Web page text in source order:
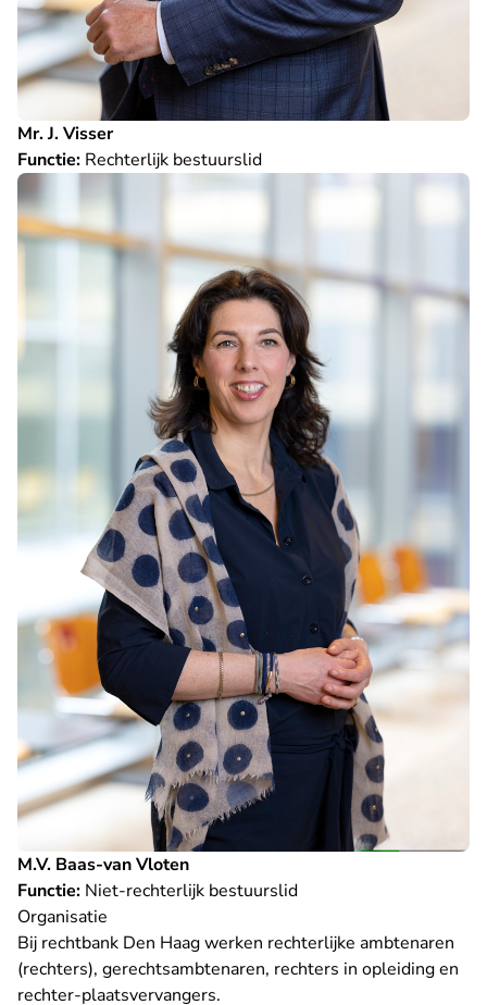
Mr. J. Visser
Functie: Rechterlijk bestuurslid
M.V. Baas-van Vloten
Functie: Niet-rechterlijk bestuurslid
Organisatie
Bij rechtbank Den Haag werken rechterlijke ambtenaren
(rechters), gerechtsambtenaren, rechters in opleiding en
rechter-plaatsvervangers.